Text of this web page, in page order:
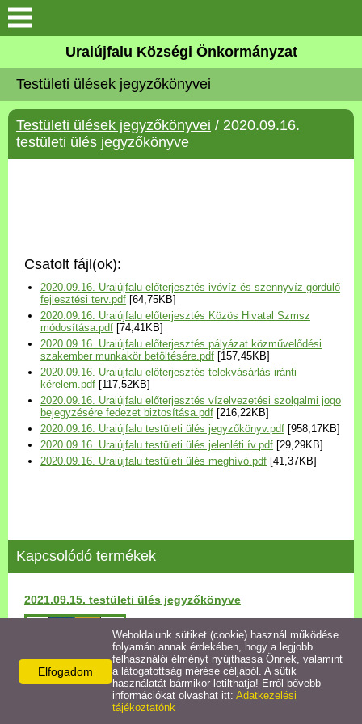
Köszöntő
Elérhetőségek
Uraiújfalu
Választási információk
Versenyképes Járások
Program
Települési Arculati
Kézikönyv
Hírek
Egyéb intézmények
Egyéb szolgáltatások
Egészségügyi ellátás
Uraiújfalu Sportegyesület
Uraiújfalu Községi Önkormányzat
Testületi ülések jegyzőkönyvei
Testületi ülések jegyzőkönyvei / 2020.09.16.
testületi ülés jegyzőkönyve
Csatolt fájl(ok):
2020.09.16. Uraiújfalu előterjesztés ivóvíz és szennyvíz gördülő
fejlesztési terv.pdf [64,75KB]
2020.09.16. Uraiújfalu előterjesztés Közös Hivatal Szmsz
módosítása.pdf [74,41KB]
2020.09.16. Uraiújfalu előterjesztés pályázat közművelődési
szakember munkakör betöltésére.pdf [157,45KB]
2020.09.16. Uraiújfalu előterjesztés telekvásárlás iránti
kérelem.pdf [117,52KB]
2020.09.16. Uraiújfalu előterjesztés vízelvezetési szolgalmi jogo
bejegyzésére fedezet biztosítása.pdf [216,22KB]
2020.09.16. Uraiújfalu testületi ülés jegyzőkönyv.pdf [958,17KB]
2020.09.16. Uraiújfalu testületi ülés jelenléti ív.pdf [29,29KB]
2020.09.16. Uraiújfalu testületi ülés meghívó.pdf [41,37KB]
Kapcsolódó termékek
2021.09.15. testületi ülés jegyzőkönyve
Részletek
Elfogadom
Weboldalunk sütiket (cookie) használ működése
folyamán annak érdekében, hogy a legjobb
felhasználói élményt nyújthassa Önnek, valamint
a látogatottság mérése céljából. A sütik
használatát bármikor letilthatja! Erről bővebb
információkat olvashat itt: Adatkezelési
tájékoztatónk